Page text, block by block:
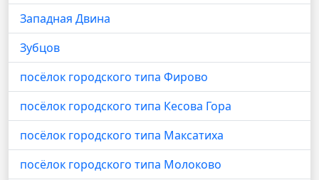
Западная Двина
Зубцов
посёлок городского типа Фирово
посёлок городского типа Кесова Гора
посёлок городского типа Максатиха
посёлок городского типа Молоково